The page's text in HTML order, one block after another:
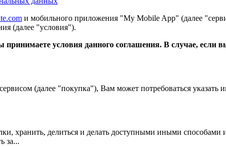
и мобильного приложения "My Mobile App" (далее
(далее "условия").
принимаете условия данного соглашения. В случае,
(далее "покупка"), Вам может потребоваться
хранить, делиться и делать доступными иными
за...